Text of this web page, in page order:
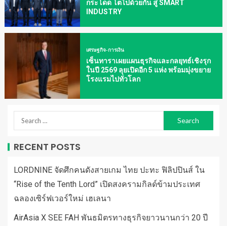
กระโดด โตไปด้วยกัน สู่ SMART
INDUSTRY
เศรษฐกิจ-การเงิน
เซ็นทาราเผยแผนธุรกิจและกลยุทธ์เชิงรุก
ในปี 2569 ลุยเปิดอีก 5 แห่ง พร้อมมุ่งขยาย
โรงแรมไปทั่วโลก
RECENT POSTS
LORDNINE จัดศึกคนดังสายเกม ไทย ปะทะ ฟิลิปปินส์ ใน
“Rise of the Tenth Lord” เปิดสงครามกิลด์ข้ามประเทศ
ฉลองเซิร์ฟเวอร์ใหม่ เฮเลนา
AirAsia X SEE FAH พันธมิตรทางธุรกิจยาวนานกว่า 20 ปี